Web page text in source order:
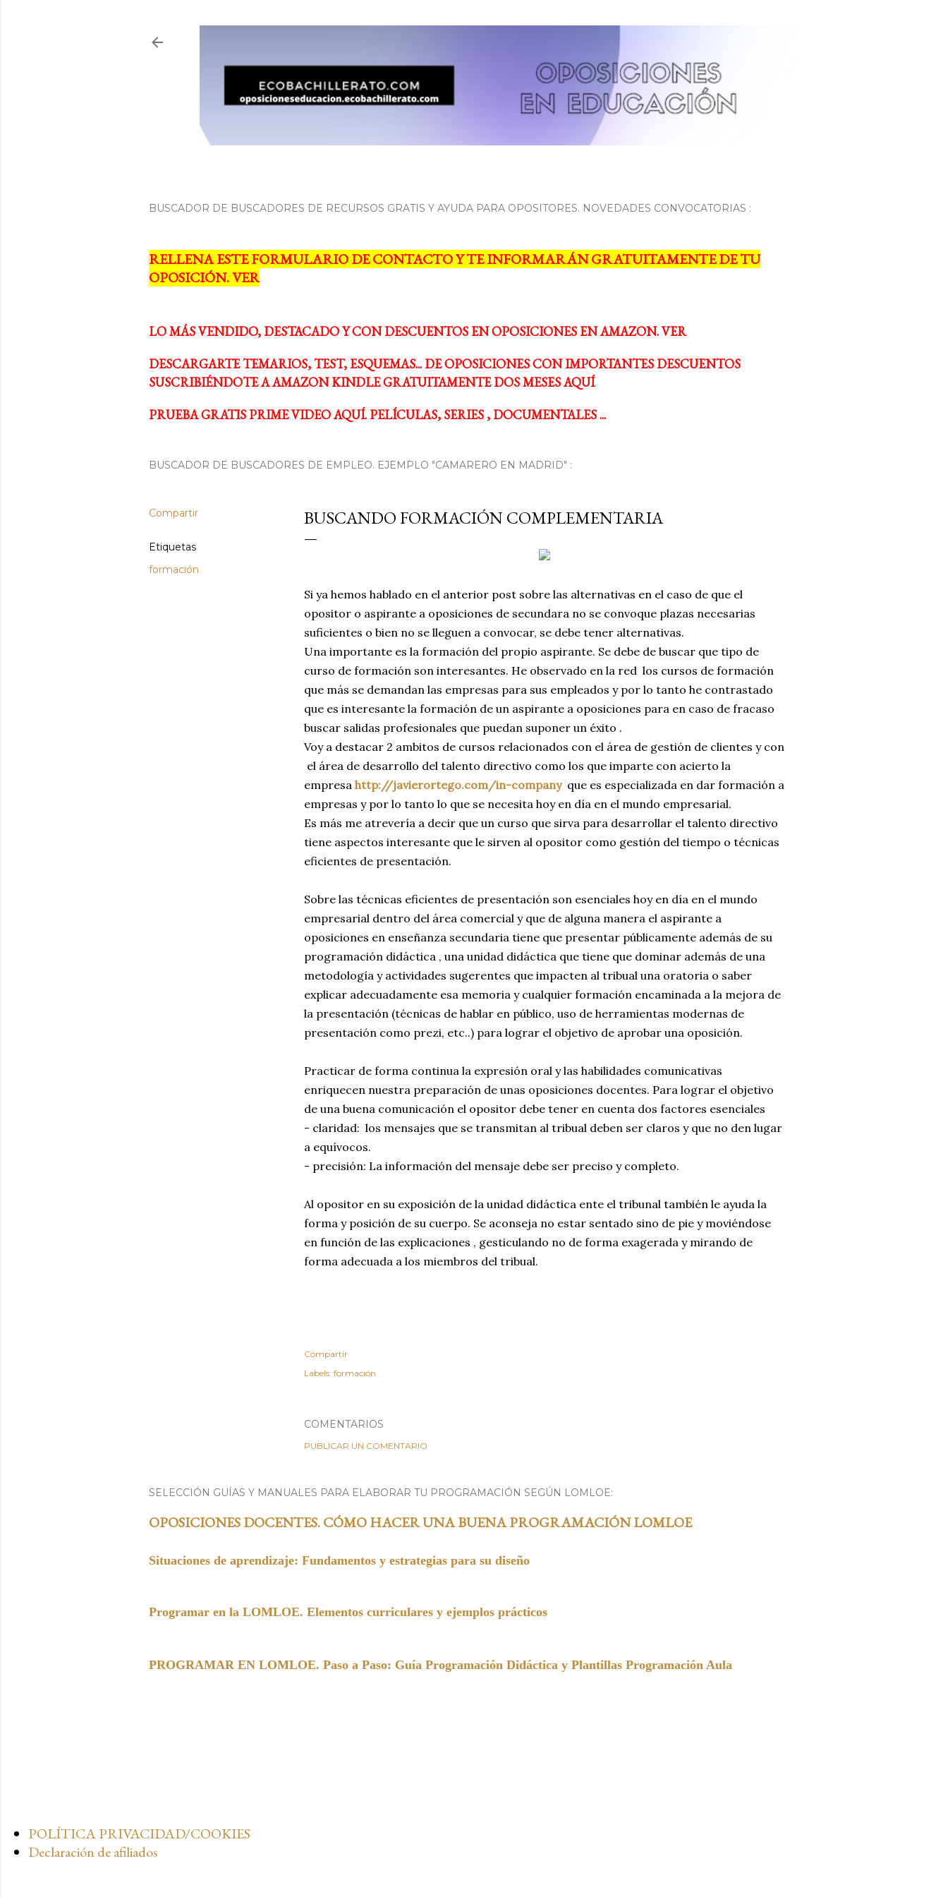
BUSCADOR DE BUSCADORES DE RECURSOS GRATIS Y AYUDA PARA OPOSITORES. NOVEDADES CONVOCATORIAS :
RELLENA ESTE FORMULARIO DE CONTACTO Y TE INFORMARÁN GRATUITAMENTE DE TU
OPOSICIÓN. VER
LO MÁS VENDIDO, DESTACADO Y CON DESCUENTOS EN OPOSICIONES EN AMAZON. VER
DESCARGARTE TEMARIOS, TEST, ESQUEMAS... DE OPOSICIONES CON IMPORTANTES DESCUENTOS
SUSCRIBIÉNDOTE A AMAZON KINDLE GRATUITAMENTE DOS MESES AQUÍ
PRUEBA GRATIS PRIME VIDEO AQUÍ. PELÍCULAS, SERIES , DOCUMENTALES ...
BUSCADOR DE BUSCADORES DE EMPLEO. EJEMPLO "CAMARERO EN MADRID" :
Compartir
Etiquetas
formación
BUSCANDO FORMACIÓN COMPLEMENTARIA
Si ya hemos hablado en el anterior post sobre las alternativas en el caso de que el
opositor o aspirante a oposiciones de secundara no se convoque plazas necesarias
suficientes o bien no se lleguen a convocar, se debe tener alternativas.
Una importante es la formación del propio aspirante. Se debe de buscar que tipo de
curso de formación son interesantes. He observado en la red los cursos de formación
que más se demandan las empresas para sus empleados y por lo tanto he contrastado
que es interesante la formación de un aspirante a oposiciones para en caso de fracaso
buscar salidas profesionales que puedan suponer un éxito .
Voy a destacar 2 ambitos de cursos relacionados con el área de gestión de clientes y con
el área de desarrollo del talento directivo como los que imparte con acierto la
empresa http://javierortego.com/in-companyque es especializada en dar formación a
empresas y por lo tanto lo que se necesita hoy en día en el mundo empresarial.
Es más me atrevería a decir que un curso que sirva para desarrollar el talento directivo
tiene aspectos interesante que le sirven al opositor como gestión del tiempo o técnicas
eficientes de presentación.
Sobre las técnicas eficientes de presentación son esenciales hoy en día en el mundo
empresarial dentro del área comercial y que de alguna manera el aspirante a
oposiciones en enseñanza secundaria tiene que presentar públicamente además de su
programación didáctica , una unidad didáctica que tiene que dominar además de una
metodología y actividades sugerentes que impacten al tribual una oratoria o saber
explicar adecuadamente esa memoria y cualquier formación encaminada a la mejora de
la presentación (técnicas de hablar en público, uso de herramientas modernas de
presentación como prezi, etc..) para lograr el objetivo de aprobar una oposición.
Practicar de forma continua la expresión oral y las habilidades comunicativas
enriquecen nuestra preparación de unas oposiciones docentes. Para lograr el objetivo
de una buena comunicación el opositor debe tener en cuenta dos factores esenciales
- claridad: los mensajes que se transmitan al tribual deben ser claros y que no den lugar
a equívocos.
- precisión: La información del mensaje debe ser preciso y completo.
Al opositor en su exposición de la unidad didáctica ente el tribunal también le ayuda la
forma y posición de su cuerpo. Se aconseja no estar sentado sino de pie y moviéndose
en función de las explicaciones , gesticulando no de forma exagerada y mirando de
forma adecuada a los miembros del tribual.
Compartir
Labels: formación
COMENTARIOS
PUBLICAR UN COMENTARIO
SELECCIÓN GUÍAS Y MANUALES PARA ELABORAR TU PROGRAMACIÓN SEGÚN LOMLOE:
OPOSICIONES DOCENTES. CÓMO HACER UNA BUENA PROGRAMACIÓN LOMLOE
Situaciones de aprendizaje: Fundamentos y estrategias para su diseño
Programar en la LOMLOE. Elementos curriculares y ejemplos prácticos
PROGRAMAR EN LOMLOE. Paso a Paso: Guía Programación Didáctica y Plantillas Programación Aula
POLÍTICA PRIVACIDAD/COOKIES
Declaración de afiliados